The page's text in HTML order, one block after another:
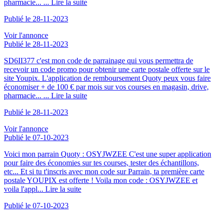
pharmacie... ...
Lire la suite
Publié le 28-11-2023
Voir l'annonce
Publié le 28-11-2023
SD6II377 c'est mon code de parrainage qui vous permettra de
recevoir un code promo pour obtenir une carte postale offerte sur le
site Youpix. L'application de remboursement Quoty peux vous faire
économiser + de 100 € par mois sur vos courses en magasin, drive,
pharmacie... ... Lire la suite
Publié le 28-11-2023
Voir l'annonce
Publié le 07-10-2023
Voici mon parrain Quoty : OSYJWZEE C'est une super application
pour faire des économies sur tes courses, tester des échantillons,
etc... Et si tu t'inscris avec mon code sur Parrain, ta première carte
postale YOUPIX est offerte ! Voila mon code : OSYJWZEE et
voila l'appl... Lire la suite
Publié le 07-10-2023